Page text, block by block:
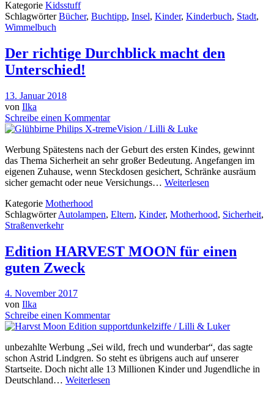
Kategorie Kidsstuff
SchlagwörterBücher, Buchtipp, Insel, Kinder, Kinderbuch, Stadt,
Wimmelbuch
Der richtige Durchblick macht den
Unterschied!
13. Januar 2018
von Ilka
Schreibe einen Kommentar
Werbung Spätestens nach der Geburt des ersten Kindes, gewinnt
das Thema Sicherheit an sehr großer Bedeutung. Angefangen im
eigenen Zuhause, wenn Steckdosen gesichert, Schränke ausräum
sicher gemacht oder neue Versichungs… Weiterlesen
Kategorie Motherhood
SchlagwörterAutolampen, Eltern, Kinder, Motherhood, Sicherheit,
Straßenverkehr
Edition HARVEST MOON für einen
guten Zweck
4. November 2017
von Ilka
Schreibe einen Kommentar
unbezahlte Werbung „Sei wild, frech und wunderbar“, das sagte
schon Astrid Lindgren. So steht es übrigens auch auf unserer
Startseite. Doch nicht alle 13 Millionen Kinder und Jugendliche in
Deutschland… Weiterlesen